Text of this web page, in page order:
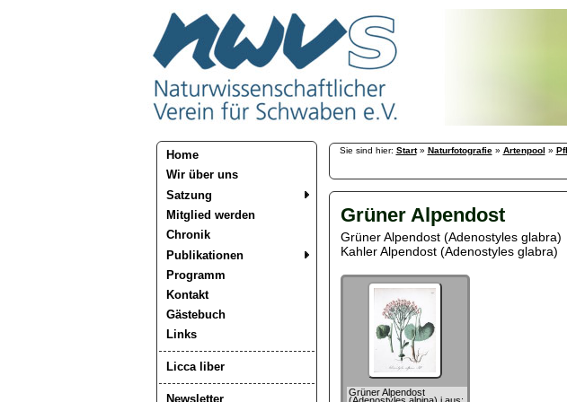
Home
Wir über uns
Satzung
Mitglied werden
Chronik
Publikationen
Programm
Kontakt
Gästebuch
Links
Licca liber
Newsletter
Sie sind hier: Start» Naturfotografie» Artenpool »
Grüner Alpendost
Grüner Alpendost (Adenostyles glabra)
Kahler Alpendost (Adenostyles glabra)
Grüner Alpendost